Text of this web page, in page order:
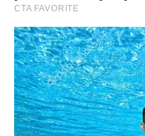
– А як же ма … бабуся?
– А Валентині Петрівні
відпочинок. У селі їй
краще в місті, там
читати любиш. Там великі
магазини. – Алла бачила,
знала, що дитину буде
дівчинки погасли і вона